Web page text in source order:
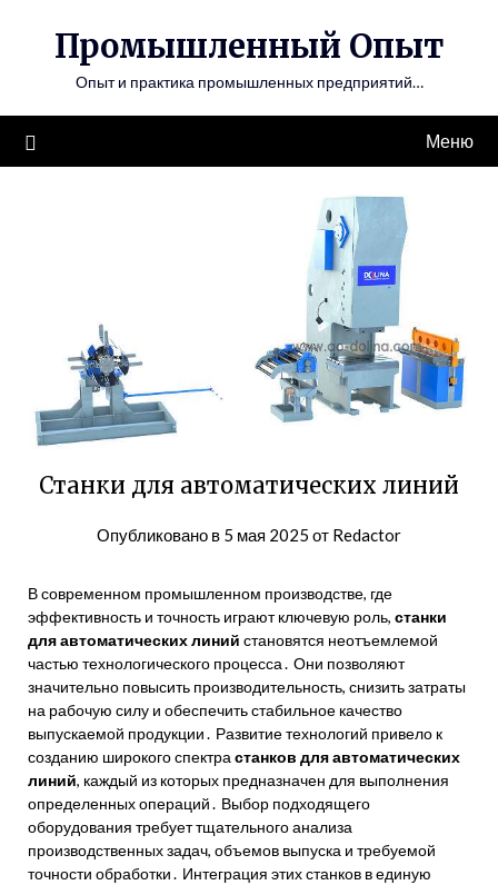
содержимому
Промышленный Опыт
Опыт и практика промышленных предприятий…
Меню
Станки для автоматических линий
Опубликовано в 5 мая 2025 от Redactor
В современном промышленном производстве, где
эффективность и точность играют ключевую роль, станки
для автоматических линий становятся неотъемлемой
частью технологического процесса․ Они позволяют
значительно повысить производительность, снизить затраты
на рабочую силу и обеспечить стабильное качество
выпускаемой продукции․ Развитие технологий привело к
созданию широкого спектра станков для автоматических
линий, каждый из которых предназначен для выполнения
определенных операций․ Выбор подходящего
оборудования требует тщательного анализа
производственных задач, объемов выпуска и требуемой
точности обработки․ Интеграция этих станков в единую